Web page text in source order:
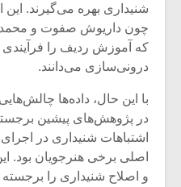
شنیداری بهره می‌گیرند. این
چون داریوش صفوت و
که آموزش ردیف را فرآیندی
درونی‌سازی می‌دانند.
با این حال، داده‌ها
در پژوهش‌های پیشین
اشتباهات شنیداری در
اصلی برخی هنرجویان بود.
و اصلاح شنیداری را
اگر نمی توانی
مشهورترین
بدنام ترین